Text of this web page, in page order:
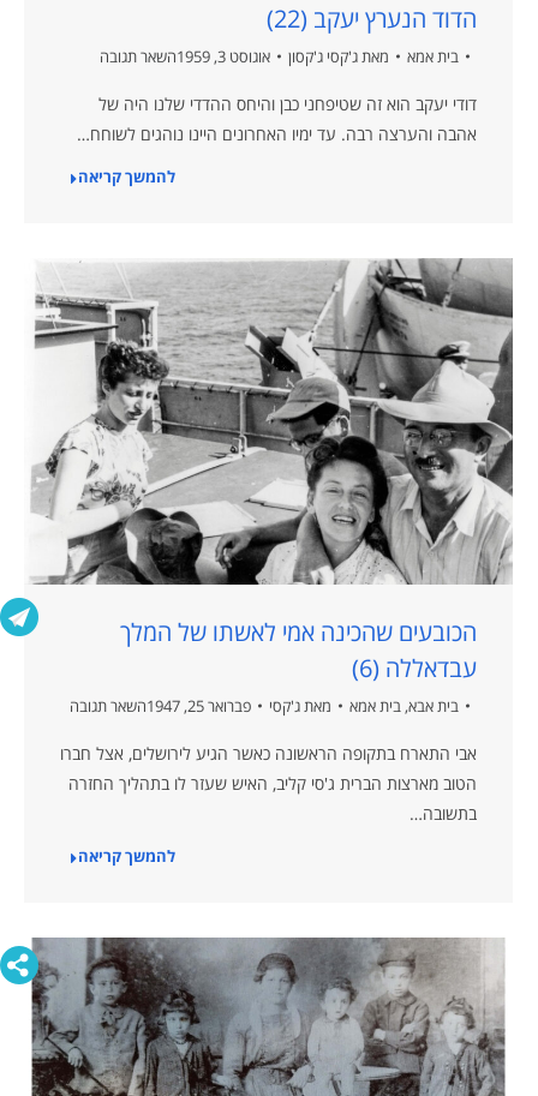
הדוד הנערץ יעקב (22)
בית אמא מאתג'קסי ג'קסון אוגוסט 3, 1959 השאר תגובה
דודי יעקב הוא זה שטיפחני כבן והיחס ההדדי שלנו היה של
אהבה והערצה רבה. עד ימיו האחרונים היינו נוהגים לשוחח…
להמשך קריאה
הכובעים שהכינה אמי לאשתו של המלך
עבדאללה (6)
בית אבא, בית אמא מאתג'קסי פברואר 25, 1947 השאר תגובה
אבי התארח בתקופה הראשונה כאשר הגיע לירושלים, אצל חברו
הטוב מארצות הברית ג'סי קליב, האיש שעזר לו בתהליך החזרה
בתשובה…
להמשך קריאה